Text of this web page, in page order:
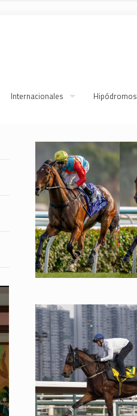
Internacionales Hipódromos